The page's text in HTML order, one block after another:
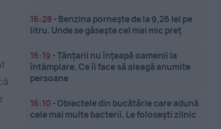
16:28 - Benzina pornește de la 9,26 lei pe
litru. Unde se găsește cel mai mic preț
16:19 -Țânțarii nu înțeapă oamenii la
întâmplare. Ce îi face să aleagă anumite
persoane
16:10 -Obiectele din bucătărie care adună
cele mai multe bacterii. Le folosești zilnic